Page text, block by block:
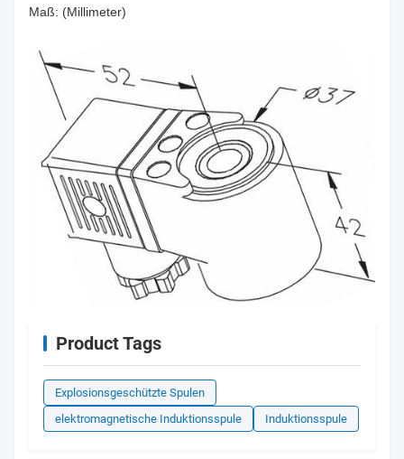
Maß: (Millimeter)
Product Tags
Explosionsgeschützte Spulen
elektromagnetische Induktionsspule
Induktionsspule